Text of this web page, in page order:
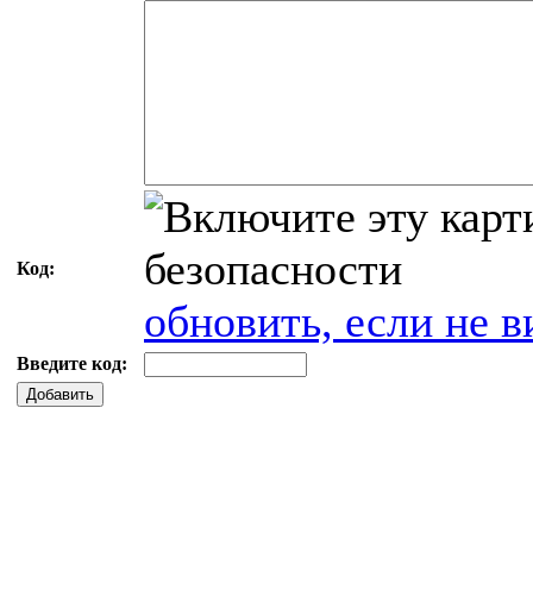
Код:
обновить, если не
Введите код:
Добавить